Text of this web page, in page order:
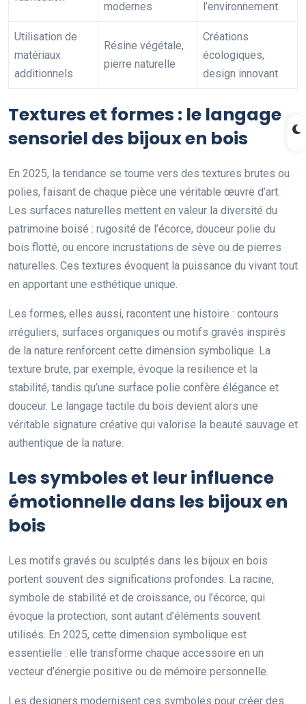
modernes
l’environnement
Utilisation de
matériaux
additionnels
Résine végétale,
pierre naturelle
Créations
écologiques,
design innovant
Textures et formes : le langage
sensoriel des bijoux en bois
En 2025, la tendance se tourne vers des textures brutes ou
polies, faisant de chaque pièce une véritable œuvre d’art.
Les surfaces naturelles mettent en valeur la diversité du
patrimoine boisé : rugosité de l’écorce, douceur polie du
bois flotté, ou encore incrustations de sève ou de pierres
naturelles. Ces textures évoquent la puissance du vivant tout
en apportant une esthétique unique.
Les formes, elles aussi, racontent une histoire : contours
irréguliers, surfaces organiques ou motifs gravés inspirés
de la nature renforcent cette dimension symbolique. La
texture brute, par exemple, évoque la resilience et la
stabilité, tandis qu’une surface polie confère élégance et
douceur. Le langage tactile du bois devient alors une
véritable signature créative qui valorise la beauté sauvage et
authentique de la nature.
Les symboles et leur influence
émotionnelle dans les bijoux en
bois
Les motifs gravés ou sculptés dans les bijoux en bois
portent souvent des significations profondes. La racine,
symbole de stabilité et de croissance, ou l’écorce, qui
évoque la protection, sont autant d’éléments souvent
utilisés. En 2025, cette dimension symbolique est
essentielle : elle transforme chaque accessoire en un
vecteur d’énergie positive ou de mémoire personnelle.
Les designers modernisent ces symboles pour créer des